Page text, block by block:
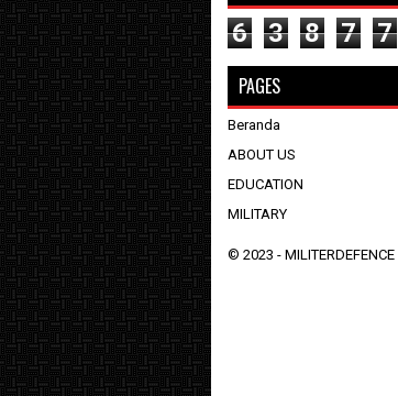
6 3 8 7 7
PAGES
Beranda
ABOUT US
EDUCATION
MILITARY
© 2023 - MILITERDEFENCE